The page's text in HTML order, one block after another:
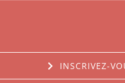
INSCRIVEZ-